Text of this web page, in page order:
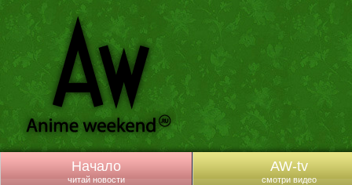
Начало
читай новости
AW-tv
смотри видео